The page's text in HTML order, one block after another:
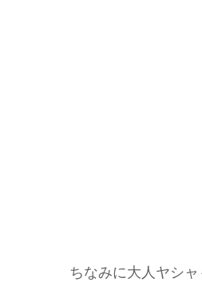
ちなみに大人ヤシ